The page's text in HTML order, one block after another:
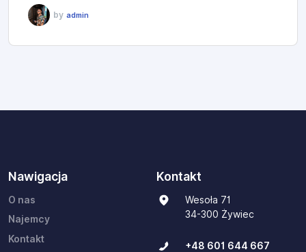
by admin
Nawigacja
O nas
Najemcy
Kontakt
Kontakt
Wesoła 71
34-300 Żywiec
+48 601 644 667